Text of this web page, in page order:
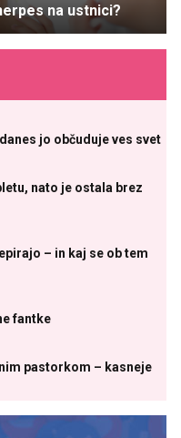
na ustnici?
jo občuduje ves svet
nato je ostala brez
– in kaj se ob tem
fantke
pastorkom – kasneje